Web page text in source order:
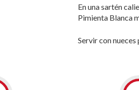
En una sartén
Pimienta Blanca
Servir con